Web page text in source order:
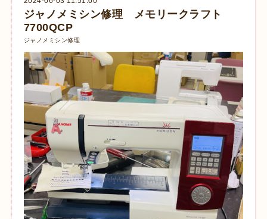
ジャノメミシン修理 メモリークラフト
7700QCP
ジャノメミシン修理